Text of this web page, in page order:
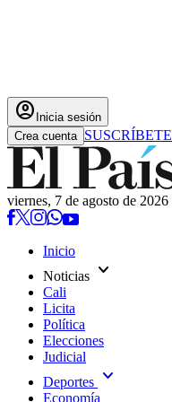
account_circle Inicia sesión
Crea cuenta SUSCRÍBETE
viernes, 7 de agosto de 2026
Inicio
Noticias expand_more
Cali
Licita
Política
Elecciones
Judicial
Deportes expand_more
Economía